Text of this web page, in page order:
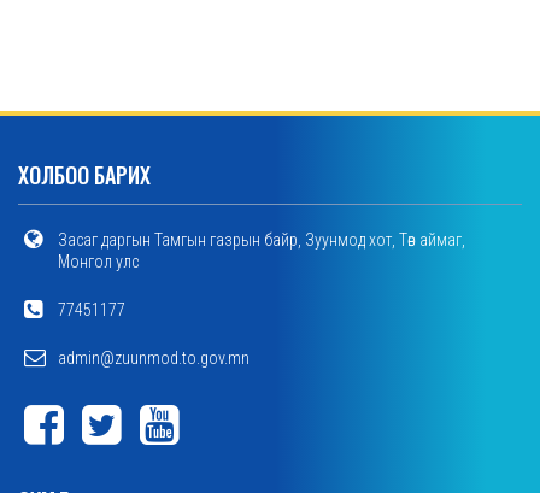
ХОЛБОО БАРИХ
Засаг даргын Тамгын газрын байр, Зуунмод хот, Төв аймаг,
Монгол улс
77451177
admin@zuunmod.to.gov.mn